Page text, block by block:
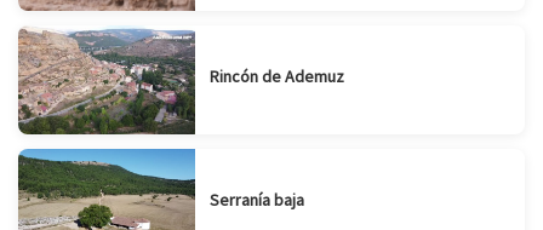
Rincón de Ademuz
Serranía baja